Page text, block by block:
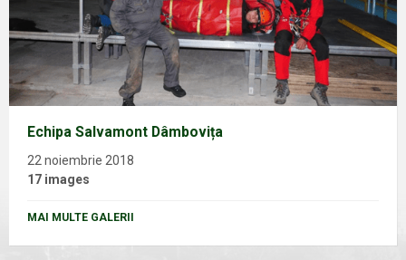
Echipa Salvamont Dâmbovița
22 noiembrie 2018
17 images
MAI MULTE GALERII